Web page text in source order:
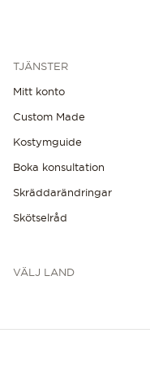
TJÄNSTER
Mitt konto
Custom Made
Kostymguide
Boka konsultation
Skräddarändringar
Skötselråd
VÄLJ LAND